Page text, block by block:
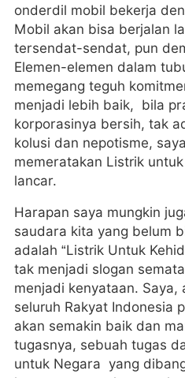
onderdil mobil bekerja
Mobil akan bisa berjalan
tersendat-sendat, pun
Elemen-elemen dalam
memegang teguh
menjadi lebih baik, bila
korporasinya bersih, tak
kolusi dan nepotisme,
memeratakan Listrik
lancar.
Harapan saya mungkin
saudara kita yang belum
adalah “Listrik Untuk
tak menjadi slogan
menjadi kenyataan. Saya,
seluruh Rakyat Indonesia
akan semakin baik dan
tugasnya, sebuah tugas
untuk Negara yang